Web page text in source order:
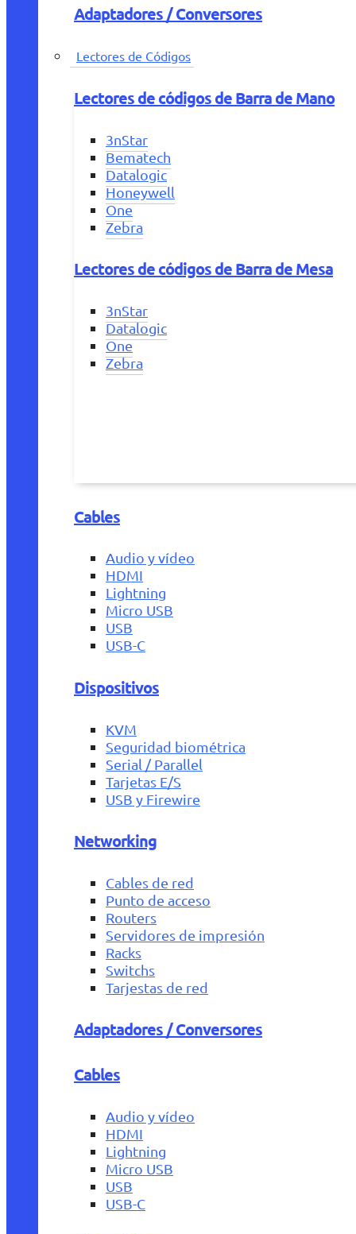
Adaptadores / Conversores
Lectores de Códigos
Lectores de códigos de Barra de Mano
3nStar
Bematech
Datalogic
Honeywell
One
Zebra
Lectores de códigos de Barra de Mesa
3nStar
Datalogic
One
Zebra
Cables
Audio y vídeo
HDMI
Lightning
Micro USB
USB
USB-C
Dispositivos
KVM
Seguridad biométrica
Serial / Parallel
Tarjetas E/S
USB y Firewire
Networking
Cables de red
Punto de acceso
Routers
Servidores de impresión
Racks
Switchs
Tarjestas de red
Adaptadores / Conversores
Cables
Audio y vídeo
HDMI
Lightning
Micro USB
USB
USB-C